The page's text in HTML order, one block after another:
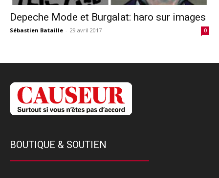
Depeche Mode et Burgalat: haro sur images
Sébastien Bataille - 29 avril 2017 0
BOUTIQUE & SOUTIEN